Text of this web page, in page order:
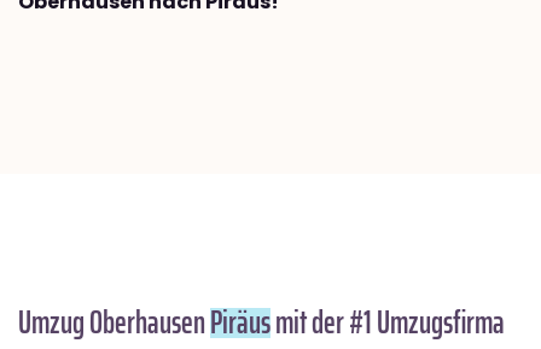
Umzug OberhausenPiräusmit der #1 Umzugsfirma